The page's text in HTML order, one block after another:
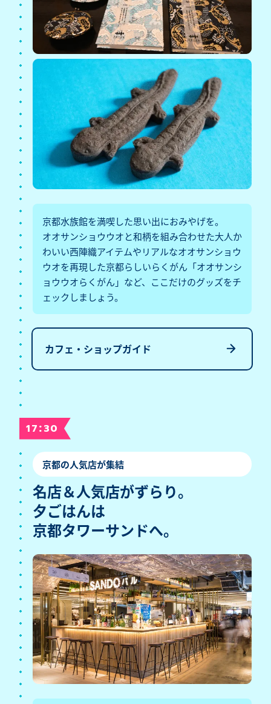
京都水族館を満喫した思い出におみやげを。
オオサンショウウオと和柄を組み合わせた大人か
わいい西陣織アイテムやリアルなオオサンショウ
ウオを再現した京都らしいらくがん「オオサンシ
ョウウオらくがん」など、ここだけのグッズをチ
ェックしましょう。
カフェ・ショップガイド
17:30
京都の人気店が集結
名店＆人気店がずらり。
夕ごはんは
京都タワーサンドへ。